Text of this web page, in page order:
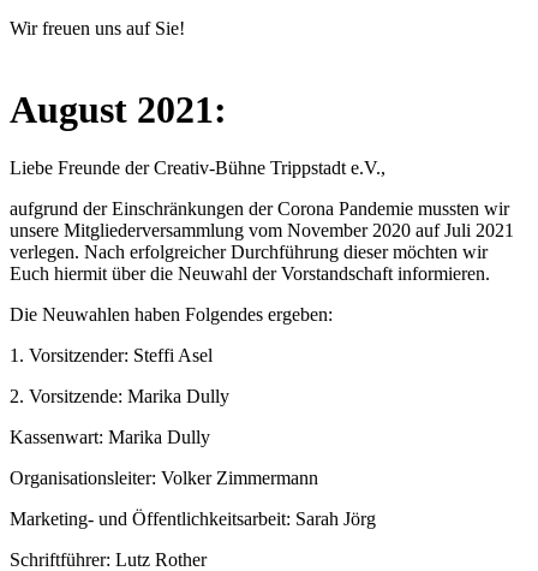
Wir freuen uns auf Sie!
August 2021:
Liebe Freunde der Creativ-Bühne Trippstadt e.V.,
aufgrund der Einschränkungen der Corona Pandemie mussten wir
unsere Mitgliederversammlung vom November 2020 auf Juli 2021
verlegen. Nach erfolgreicher Durchführung dieser möchten wir
Euch hiermit über die Neuwahl der Vorstandschaft informieren.
Die Neuwahlen haben Folgendes ergeben:
1. Vorsitzender: Steffi Asel
2. Vorsitzende: Marika Dully
Kassenwart: Marika Dully
Organisationsleiter: Volker Zimmermann
Marketing- und Öffentlichkeitsarbeit: Sarah Jörg
Schriftführer: Lutz Rother